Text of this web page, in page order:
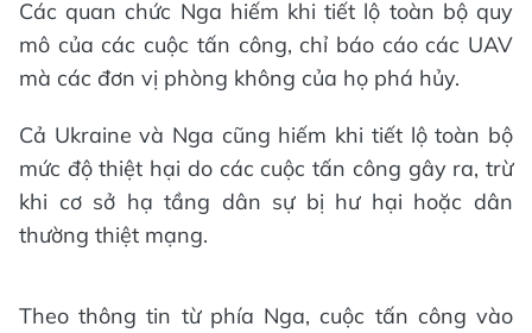
Các quan chức Nga hiếm khi tiết lộ toàn bộ quy
mô của các cuộc tấn công, chỉ báo cáo các UAV
mà các đơn vị phòng không của họ phá hủy.
Cả Ukraine và Nga cũng hiếm khi tiết lộ toàn bộ
mức độ thiệt hại do các cuộc tấn công gây ra, trừ
khi cơ sở hạ tầng dân sự bị hư hại hoặc dân
thường thiệt mạng.
Theo thông tin từ phía Nga, cuộc tấn công vào